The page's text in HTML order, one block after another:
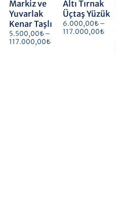
Markiz ve
Yuvarlak
Kenar Taşlı
5.500,00₺–
117.000,00₺
Altı Tırnak
Üçtaş Yüzük
6.000,00₺–
117.000,00₺